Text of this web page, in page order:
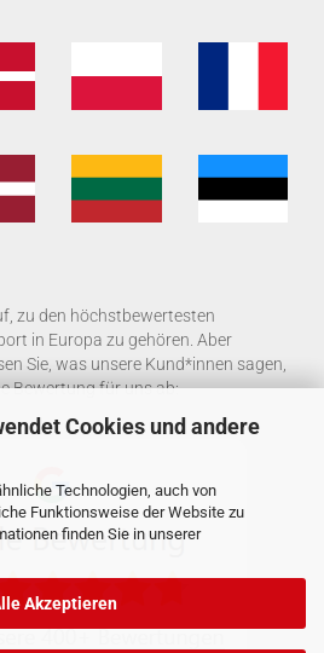
Cookies und andere
Technologien, auch von
Funktionsweise der Website zu
finden Sie in unserer
Akzeptieren
zu den höchstbewertesten
in Europa zu gehören. Aber
Sie, was unsere Kund*innen sagen,
Bewertung für uns ab: